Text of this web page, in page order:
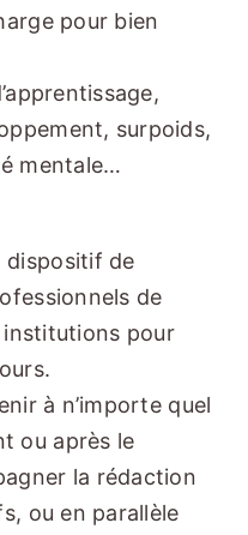
pour bien
surpoids,
mentale…
dispositif de
de
pour
à n’importe quel
ou après le
la rédaction
ou en parallèle